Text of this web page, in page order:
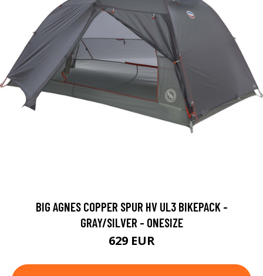
BIG AGNES COPPER SPUR HV UL3 BIKEPACK -
GRAY/SILVER - ONESIZE
629 EUR